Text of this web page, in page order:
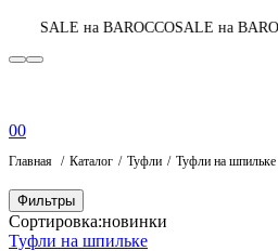
BAROCCOSALE на BAROCCOДо
00
Главная Каталог Туфли Туфли на шпильке
Фильтры
Сортировка:новинки
Туфли на шпильке